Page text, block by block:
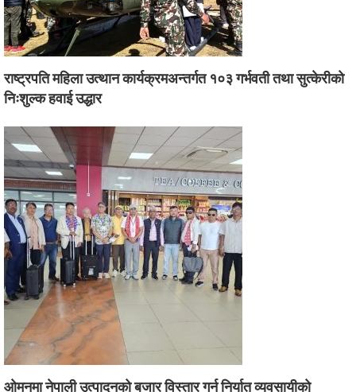
राष्ट्रपति महिला उत्थान कार्यक्रमअन्तर्गत १०३ गर्भवती तथा सुत्केरीको
निःशुल्क हवाई उद्धार
ओमनमा नेपाली उत्पादनको बजार विस्तार गर्न निर्यात व्यवसायीको